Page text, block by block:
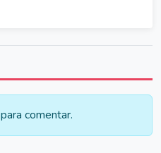
para comentar.